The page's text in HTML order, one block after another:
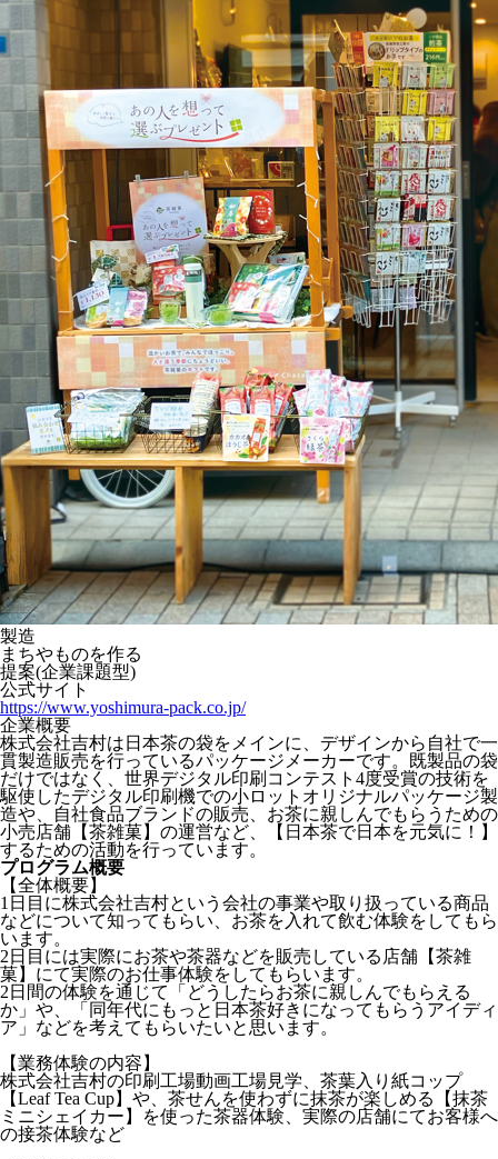
製造
まちやものを作る
提案(企業課題型)
公式サイト
https://www.yoshimura-pack.co.jp/
企業概要
株式会社吉村は日本茶の袋をメインに、デザインから自社で一
貫製造販売を行っているパッケージメーカーです。既製品の袋
だけではなく、世界デジタル印刷コンテスト4度受賞の技術を
駆使したデジタル印刷機での小ロットオリジナルパッケージ製
造や、自社食品ブランドの販売、お茶に親しんでもらうための
小売店舗【茶雑菓】の運営など、【日本茶で日本を元気に！】
するための活動を行っています。
プログラム概要
【全体概要】
1日目に株式会社吉村という会社の事業や取り扱っている商品
などについて知ってもらい、お茶を入れて飲む体験をしてもら
います。
2日目には実際にお茶や茶器などを販売している店舗【茶雑
菓】にて実際のお仕事体験をしてもらいます。
2日間の体験を通じて「どうしたらお茶に親しんでもらえる
か」や、「同年代にもっと日本茶好きになってもらうアイディ
ア」などを考えてもらいたいと思います。
【業務体験の内容】
株式会社吉村の印刷工場動画工場見学、茶葉入り紙コップ
【Leaf Tea Cup】や、茶せんを使わずに抹茶が楽しめる【抹茶
ミニシェイカー】を使った茶器体験、実際の店舗にてお客様へ
の接茶体験など